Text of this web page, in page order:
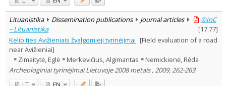
Lituanistika Dissemination publications Journal articles
©InC
– Lituanistika
[17.77]
Kelio ties Avižieniais žvalgomieji tyrinėjimai [Field evaluation of a road
near Avižieniai]
Zimaitytė, Eglė
Merkevičius, Algimantas
Nemickienė, Rėda
Archeologiniai tyrinėjimai Lietuvoje 2008 metais , 2009, 262-263
LT EN